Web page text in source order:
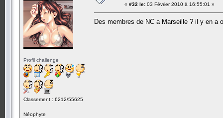
Profil challenge
Classement : 6212/55625
Néophyte
« #32 le: 03 Février 2010 à 16:55:01 »
Des membres de NC a Marseille ? il y en a